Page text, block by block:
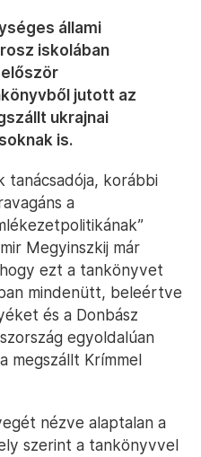
állami
iskolában
először
jutott az
ukrajnai
is.
tanácsadója, korábbi
a
Megyinszkij már
ezt a tankönyvet
mindenütt, beleértve
és a Donbász
egyoldalúan
megszállt Krímmel
nézve alaptalan a
szerint a tankönyvvel